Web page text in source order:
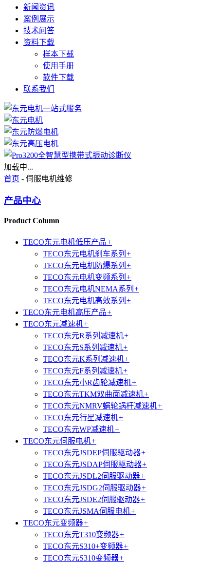
新闻资讯
案例展示
技术问答
资料下载
样本下载
使用手册
软件下载
联系我们
加载中...
首页 - 伺服电机维修
产品中心
Product Column
TECO东元电机低压产品+
TECO东元电机刹车系列 +
TECO东元电机防爆系列 +
TECO东元电机变频系列 +
TECO东元电机NEMA系列 +
TECO东元电机高效系列 +
TECO东元电机高压产品+
TECO东元减速机+
TECO东元R系列减速机+
TECO东元S系列减速机+
TECO东元K系列减速机+
TECO东元F系列减速机+
TECO东元小R齿轮减速机+
TECO东元TKM双曲面减速机+
TECO东元NMRV蜗轮蜗杆减速机+
TECO东元行星减速机+
TECO东元WP减速机+
TECO东元伺服电机+
TECO东元JSDEP伺服驱动器+
TECO东元JSDAP伺服驱动器+
TECO东元JSDL2伺服驱动器+
TECO东元JSDG2伺服驱动器+
TECO东元JSDE2伺服驱动器+
TECO东元JSMA伺服电机+
TECO东元变频器+
TECO东元T310变频器+
TECO东元S310+变频器+
TECO东元S310变频器+